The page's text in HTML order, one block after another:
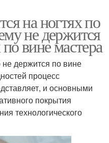
на ногтях по
не держится
вине мастера
не держится по вине
процесс
и основными
покрытия
технологического